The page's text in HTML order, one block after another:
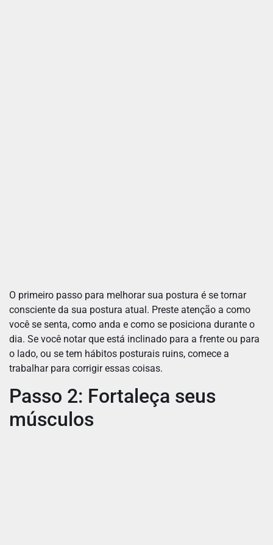
O primeiro passo para melhorar sua postura é se tornar
consciente da sua postura atual. Preste atenção a como
você se senta, como anda e como se posiciona durante o
dia. Se você notar que está inclinado para a frente ou para
o lado, ou se tem hábitos posturais ruins, comece a
trabalhar para corrigir essas coisas.
Passo 2: Fortaleça seus
músculos